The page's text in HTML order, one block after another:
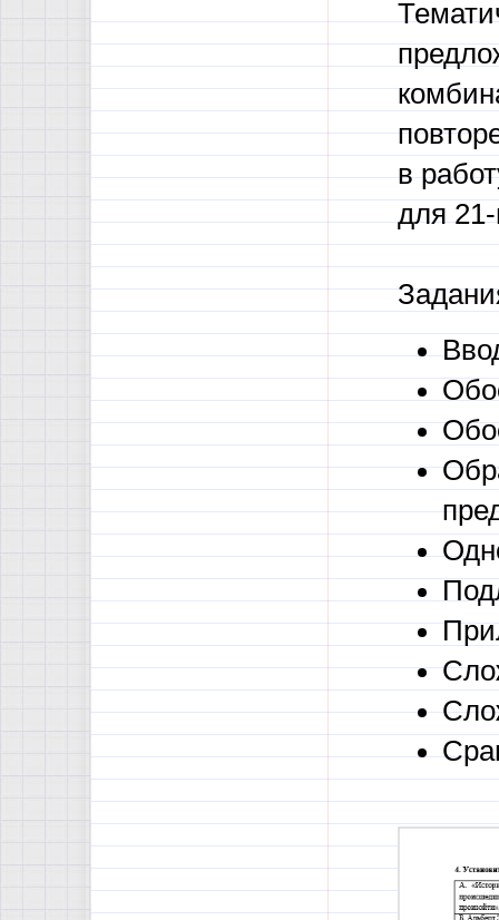
в
для 21-